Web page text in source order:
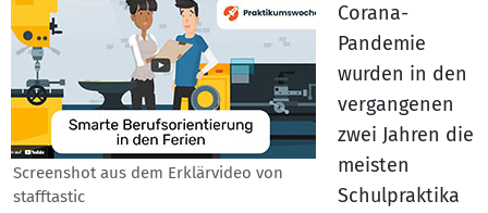
Screenshot aus dem Erklärvideo von
stafftastic
Corana-
Pandemie
wurden in den
vergangenen
zwei Jahren die
meisten
Schulpraktika